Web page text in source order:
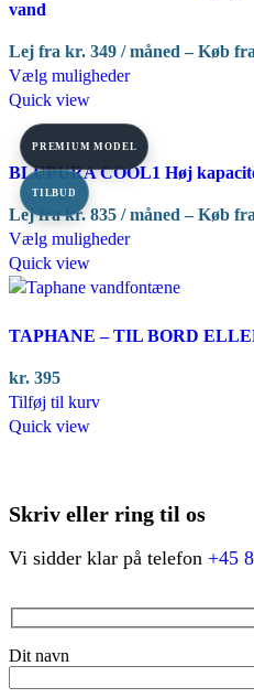
vand
Lej fra kr. 349 / måned – Køb fra
Vælg mulighederDette
har
flere
varianter.
kan
vælges
varesiden
Quick view
PREMIUM MODEL
TILBUD
BLUPURA COOL1 Høj
Lej frakr. 835 / måned – Køb fra
Vælg mulighederDette
har
varianter.
Quick view
TAPHANE – TIL BORD
kr. 395
Tilføj til kurv
Quick view
Skriv eller ring til os
Vi sidder klar på telefon +45
Dit navn